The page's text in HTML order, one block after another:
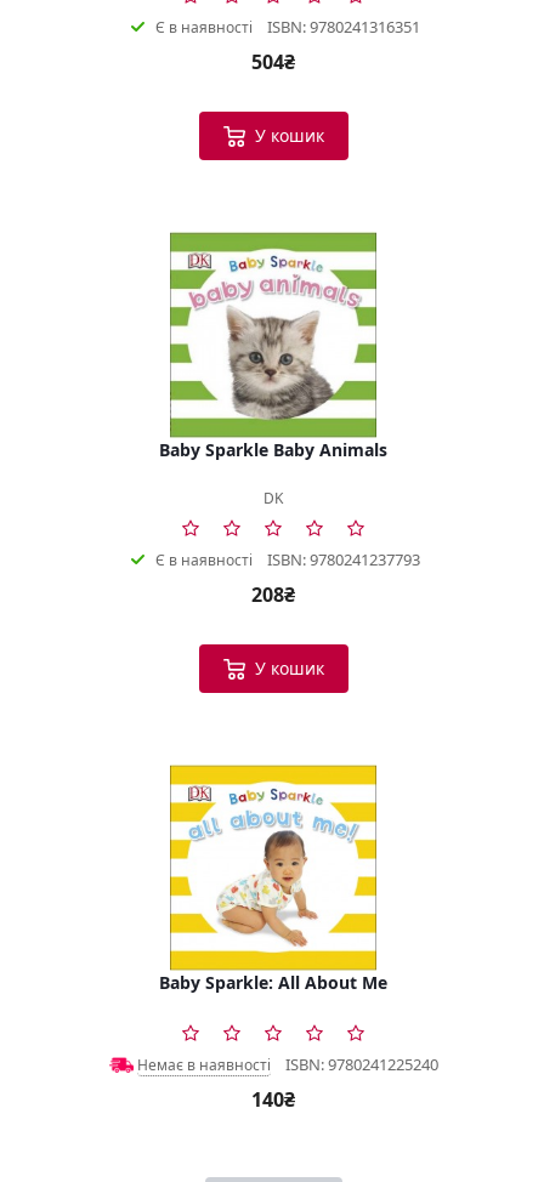
Є в наявності ISBN: 9780241316351
504₴
У кошик
Baby Sparkle Baby Animals
DK
Є в наявності ISBN: 9780241237793
208₴
У кошик
Baby Sparkle: All About Me
Немає в наявності ISBN: 9780241225240
140₴